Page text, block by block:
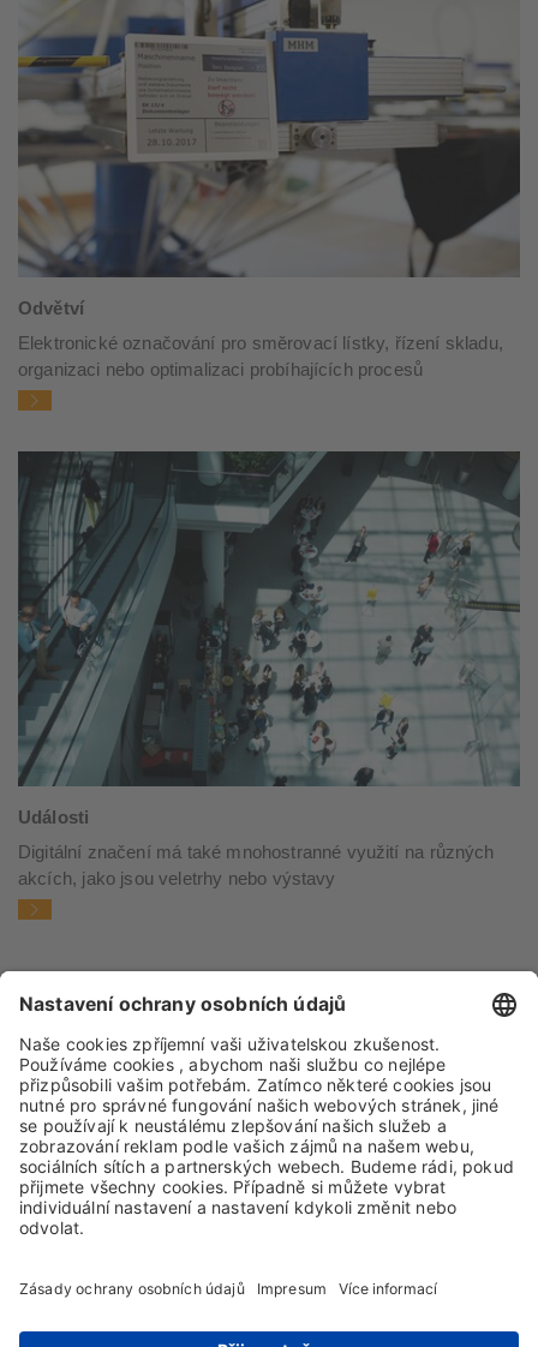
Odvětví
Elektronické označování pro směrovací lístky, řízení skladu,
organizaci nebo optimalizaci probíhajících procesů
Události
Digitální značení má také mnohostranné využití na různých
akcích, jako jsou veletrhy nebo výstavy
IMPRESSUM